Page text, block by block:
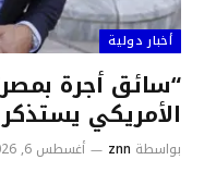
أخبار دولية
“سائق أجرة
الأمريكي
بواسطة znn أغسطس 6, 2026